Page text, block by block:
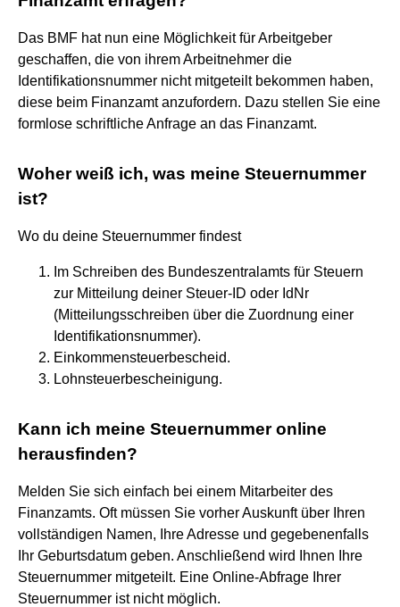
Das BMF hat nun eine Möglichkeit für Arbeitgeber
geschaffen, die von ihrem Arbeitnehmer die
Identifikationsnummer nicht mitgeteilt bekommen haben,
diese beim Finanzamt anzufordern. Dazu stellen Sie eine
formlose schriftliche Anfrage an das Finanzamt.
Woher weiß ich, was meine Steuernummer
ist?
Wo du deine Steuernummer findest
Im Schreiben des Bundeszentralamts für Steuern
zur Mitteilung deiner Steuer-ID oder IdNr
(Mitteilungsschreiben über die Zuordnung einer
Identifikationsnummer).
Einkommensteuerbescheid.
Lohnsteuerbescheinigung.
Kann ich meine Steuernummer online
herausfinden?
Melden Sie sich einfach bei einem Mitarbeiter des
Finanzamts. Oft müssen Sie vorher Auskunft über Ihren
vollständigen Namen, Ihre Adresse und gegebenenfalls
Ihr Geburtsdatum geben. Anschließend wird Ihnen Ihre
Steuernummer mitgeteilt. Eine Online-Abfrage Ihrer
Steuernummer ist nicht möglich.